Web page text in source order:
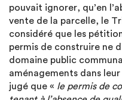
pouvait ignorer, qu’en
vente de la parcelle, le
considéré que les
permis de construire ne
domaine public
aménagements dans
jugé que « le permis de